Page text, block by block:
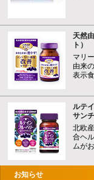
天然
ト）
マリ
由来
表示食
ルテ
サン
北欧
合ヘ
ムが
お知らせ